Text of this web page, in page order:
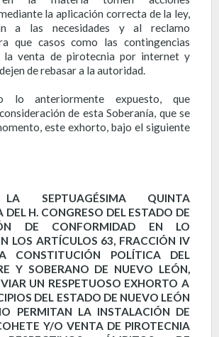
la aplicación correcta de la ley,
a las necesidades y al reclamo
que casos como las contingencias
la venta de pirotecnia por internet y
de rebasar a la autoridad.
lo anteriormente expuesto, que
de esta Soberanía, que se
este exhorto, bajo el siguiente
LA SEPTUAGÉSIMA QUINTA
DEL H. CONGRESO DEL ESTADO DE
DE CONFORMIDAD EN LO
LOS ARTÍCULOS 63, FRACCIÓN IV
POLÍTICA DEL
Y SOBERANO DE NUEVO LEÓN,
UN RESPETUOSO EXHORTO A
DEL ESTADO DE NUEVO LEÓN
PERMITAN LA INSTALACIÓN DE
Y/O VENTA DE PIROTECNIA